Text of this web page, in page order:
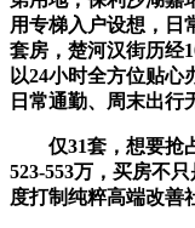
用专梯入户设想，日
套房，楚河汉街历经
以24小时全方位贴心
日常通勤、周末出行
仅31套，想要抢占
523-553万，买房不
度打制纯粹高端改善